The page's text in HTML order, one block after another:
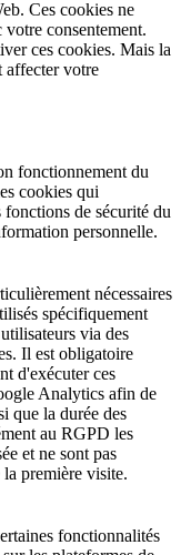
Ces cookies ne
consentement.
ces cookies. Mais la
affecter votre
fonctionnement du
cookies qui
fonctions de sécurité du
personnelle.
nécessaires
spécifiquement
via des
Il est obligatoire
d'exécuter ces
Analytics afin de
que la durée des
au RGPD les
et ne sont pas
première visite.
fonctionnalités